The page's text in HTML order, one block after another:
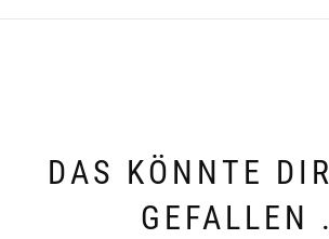
DAS KÖNNTE
GEFALLEN